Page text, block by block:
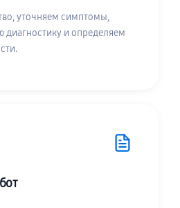
уточняем симптомы,
и определяем